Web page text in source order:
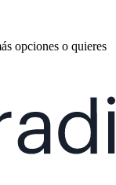
opciones o quieres